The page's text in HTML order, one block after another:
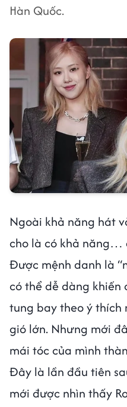
Hàn Quốc.
Ngoài khả năng hát
cho là có khả năng…
Được mệnh danh là
có thể dễ dàng khiến
tung bay theo ý thích
gió lớn. Nhưng mới
mái tóc của mình
Đây là lần đầu tiên
mới được nhìn thấy